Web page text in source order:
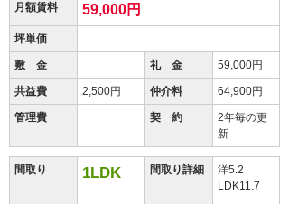
月額賃料 59,000円
坪単価
敷 金 礼 金 59,000円
共益費 2,500円 仲介料 64,900円
管理費 契 約
2年毎の更
新
間取り 1LDK 間取り詳細
洋5.2
LDK11.7